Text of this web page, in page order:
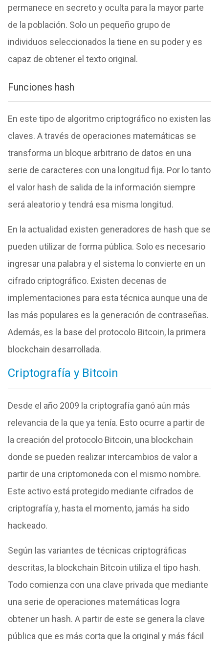
permanece en secreto y oculta para la mayor parte
de la población. Solo un pequeño grupo de
individuos seleccionados la tiene en su poder y es
capaz de obtener el texto original.
Funciones hash
En este tipo de algoritmo criptográfico no existen las
claves. A través de operaciones matemáticas se
transforma un bloque arbitrario de datos en una
serie de caracteres con una longitud fija. Por lo tanto
el valor hash de salida de la información siempre
será aleatorio y tendrá esa misma longitud.
En la actualidad existen generadores de hash que se
pueden utilizar de forma pública. Solo es necesario
ingresar una palabra y el sistema lo convierte en un
cifrado criptográfico. Existen decenas de
implementaciones para esta técnica aunque una de
las más populares es la generación de contraseñas.
Además, es la base del protocolo Bitcoin, la primera
blockchain desarrollada.
Criptografía y Bitcoin
Desde el año 2009 la criptografía ganó aún más
relevancia de la que ya tenía. Esto ocurre a partir de
la creación del protocolo Bitcoin, una blockchain
donde se pueden realizar intercambios de valor a
partir de una criptomoneda con el mismo nombre.
Este activo está protegido mediante cifrados de
criptografía y, hasta el momento, jamás ha sido
hackeado.
Según las variantes de técnicas criptográficas
descritas, la blockchain Bitcoin utiliza el tipo hash.
Todo comienza con una clave privada que mediante
una serie de operaciones matemáticas logra
obtener un hash. A partir de este se genera la clave
pública que es más corta que la original y más fácil